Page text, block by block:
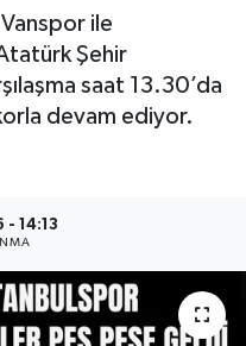
ile
Şehir
saat 13.30’da
devam ediyor.
- 14:13